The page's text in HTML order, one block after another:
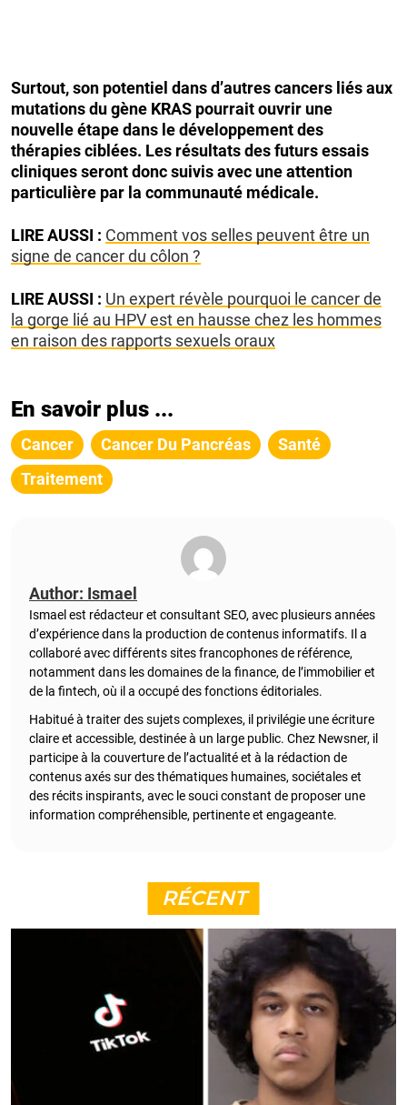
Surtout, son potentiel dans d’autres cancers liés aux
mutations du gène KRAS pourrait ouvrir une
nouvelle étape dans le développement des
thérapies ciblées. Les résultats des futurs essais
cliniques seront donc suivis avec une attention
particulière par la communauté médicale.
LIRE AUSSI : Comment vos selles peuvent être un
signe de cancer du côlon ?
LIRE AUSSI : Un expert révèle pourquoi le cancer de
la gorge lié au HPV est en hausse chez les hommes
en raison des rapports sexuels oraux
En savoir plus ...
Cancer Cancer Du Pancréas
Santé
Traitement
Author: Ismael
Ismael est rédacteur et consultant SEO, avec plusieurs années
d’expérience dans la production de contenus informatifs. Il a
collaboré avec différents sites francophones de référence,
notamment dans les domaines de la finance, de l’immobilier et
de la fintech, où il a occupé des fonctions éditoriales.
Habitué à traiter des sujets complexes, il privilégie une écriture
claire et accessible, destinée à un large public. Chez Newsner, il
participe à la couverture de l’actualité et à la rédaction de
contenus axés sur des thématiques humaines, sociétales et
des récits inspirants, avec le souci constant de proposer une
information compréhensible, pertinente et engageante.
RÉCENT